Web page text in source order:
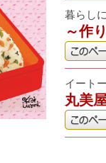
暮らし
～作
イート
丸美